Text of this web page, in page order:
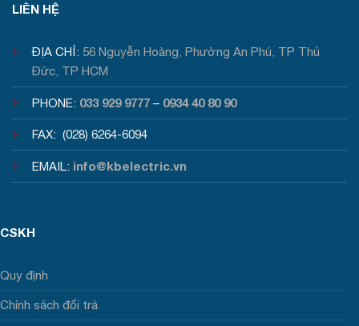
LIÊN HỆ
ĐỊA CHỈ: 56 Nguyễn Hoàng, Phường An Phú, TP Thủ
Đức, TP HCM
PHONE: 033 929 9777 – 0934 40 80 90
FAX: (028) 6264-6094
EMAIL: info@kbelectric.vn
CSKH
Quy định
Chính sách đổi trả